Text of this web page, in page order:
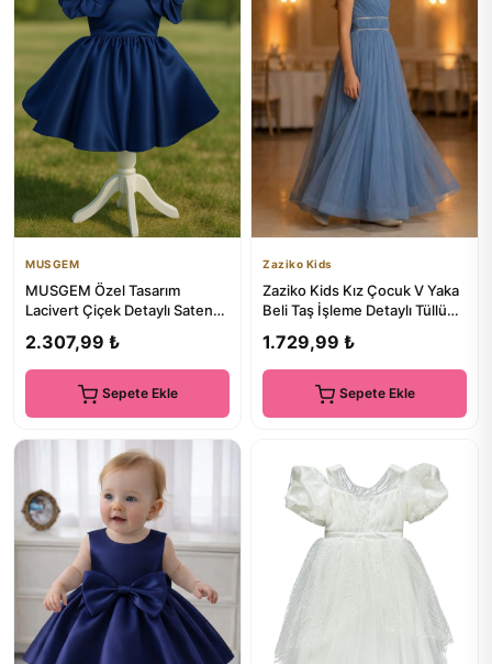
MUSGEM
MUSGEM Özel Tasarım
Lacivert Çiçek Detaylı Saten
2.307,99 ₺
Sepete Ekle
Zaziko Kids
Zaziko Kids Kız Çocuk V Yaka
Beli Taş İşleme Detaylı Tüllü
1.729,99 ₺
Sepete Ekle